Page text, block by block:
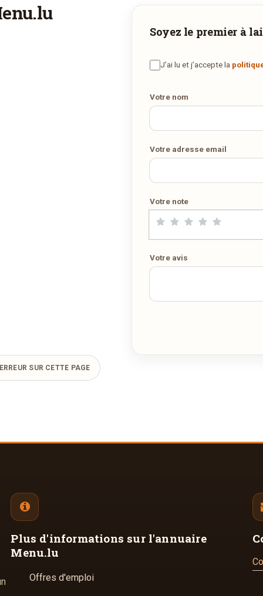
Commander maintenant
Vous aimeriez être livré ?
la maison ? Ce restaurant ne propose pas encore la livraison en
être livré chez vous !
DÉCOUVRIR LA LIVRAISON SUR WEDELY.COM
DES MILLIERS DE PLATS LIVRÉS AU LUXEMBOURG
Soyez le premier à
J’ai lu et j’accepte la
Votre nom
Votre adresse email
Votre note
Votre avis
SUR CETTE PAGE
Plus d'informations sur l'annuaire
Menu.lu
Offres d'emploi